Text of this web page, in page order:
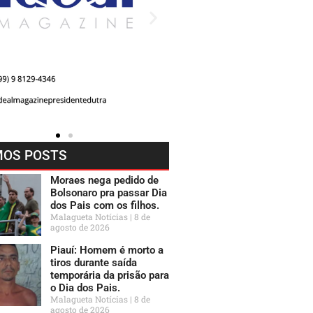
POSTS
Moraes nega pedido de
Bolsonaro pra passar Dia
dos Pais com os filhos.
Malagueta Notícias 8 de
agosto de 2026
Piauí: Homem é morto a
tiros durante saída
temporária da prisão para
o Dia dos Pais.
Malagueta Notícias 8 de
agosto de 2026